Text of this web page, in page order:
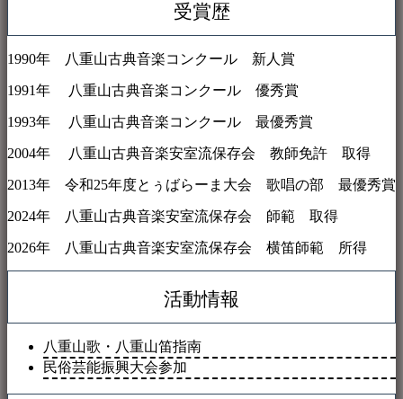
受賞歴
1990年 八重山古典音楽コンクール 新人賞
1991年 八重山古典音楽コンクール 優秀賞
1993年 八重山古典音楽コンクール 最優秀賞
2004年 八重山古典音楽安室流保存会 教師免許 取得
2013年 令和25年度とぅばらーま大会 歌唱の部 最優秀賞
2024年 八重山古典音楽安室流保存会 師範 取得
2026年 八重山古典音楽安室流保存会 横笛師範 所得
活動情報
八重山歌・八重山笛指南
民俗芸能振興大会参加